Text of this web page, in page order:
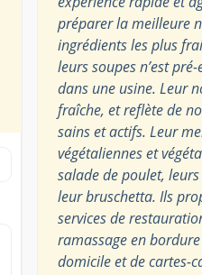
préparer la meilleure
ingrédients les plus
leurs soupes n’est
dans une usine. Leur
fraîche, et reflète de
sains et actifs. Leur
végétaliennes et
salade de poulet,
leur bruschetta. Ils
services de
ramassage en
domicile et de cartes-